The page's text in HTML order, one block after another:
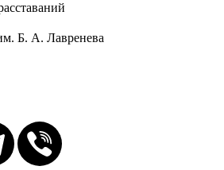
Б. А. Лавренева